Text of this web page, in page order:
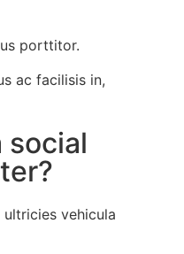
porttitor.
ac facilisis in,
social
vehicula